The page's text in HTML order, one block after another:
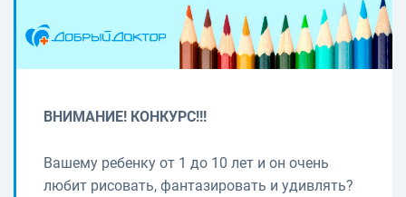
ВНИМАНИЕ! КОНКУРС!!!
Вашему ребенку от 1 до 10 лет и он очень
любит рисовать, фантазировать и удивлять?